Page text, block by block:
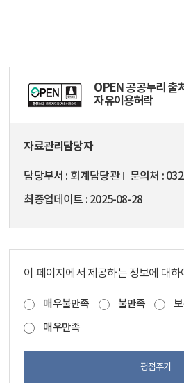
OPEN 공공누리 출
자유이용허락
자료관리담당자
담당부서 회계담당관 문의처
최종업데이트
2025-08-28
이 페이지에서 제공하는 정보에 대
매우불만족 불만족
매우만족
평점주기